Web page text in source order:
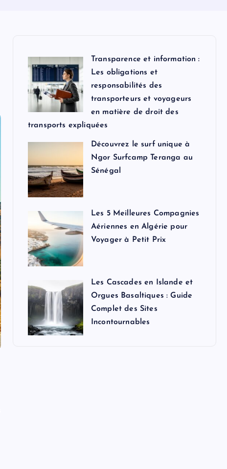
Transparence et information :
Les obligations et
responsabilités des
transporteurs et voyageurs
en matière de droit des
transports expliquées
Découvrez le surf unique à
Ngor Surfcamp Teranga au
Sénégal
Les 5 Meilleures Compagnies
Aériennes en Algérie pour
Voyager à Petit Prix
Les Cascades en Islande et
Orgues Basaltiques : Guide
Complet des Sites
Incontournables